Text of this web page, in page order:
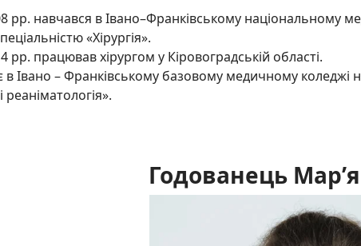
навчався в Івано–Франківському національному
«Хірургія».
працював хірургом у Кіровоградській області.
Івано – Франківському базовому медичному коледжі
реаніматологія».
Годованець